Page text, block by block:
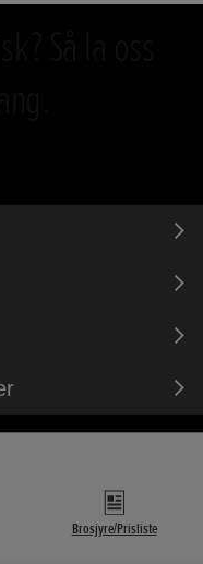
Brosjyre/Prisliste